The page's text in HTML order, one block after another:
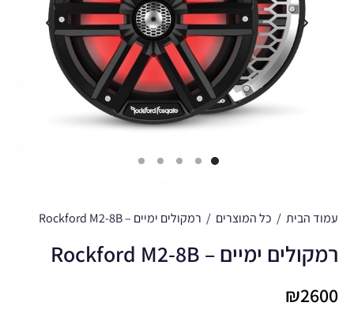
עמוד הבית / כל המוצרים / רמקולים ימיים – Rockford M2-8B
רמקולים ימיים – Rockford M2-8B
₪2600